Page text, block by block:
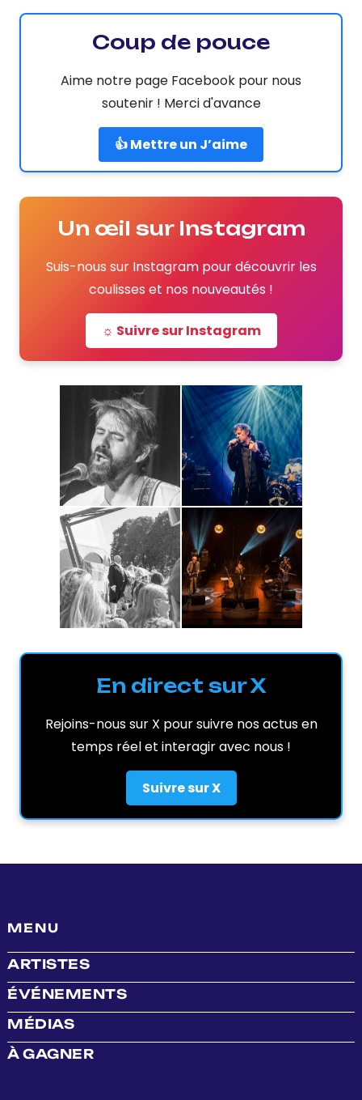
Coup de pouce
Aime notre page Facebook pour nous
soutenir ! Merci d'avance
👍 Mettre un J’aime
Un œil sur Instagram
Suis-nous sur Instagram pour découvrir les
coulisses et nos nouveautés !
☼ Suivre sur Instagram
En direct sur X
Rejoins-nous sur X pour suivre nos actus en
temps réel et interagir avec nous !
Suivre sur X
MENU
ARTISTES
ÉVÉNEMENTS
MÉDIAS
À GAGNER